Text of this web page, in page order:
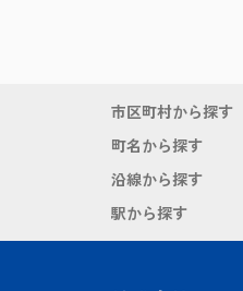
市区町村から探す
町名から探す
沿線から探す
駅から探す